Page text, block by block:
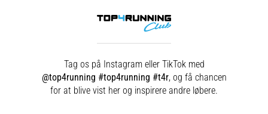
Tag os på Instagram eller TikTok med
@top4running #top4running #t4r, og få chancen
for at blive vist her og inspirere andre løbere.